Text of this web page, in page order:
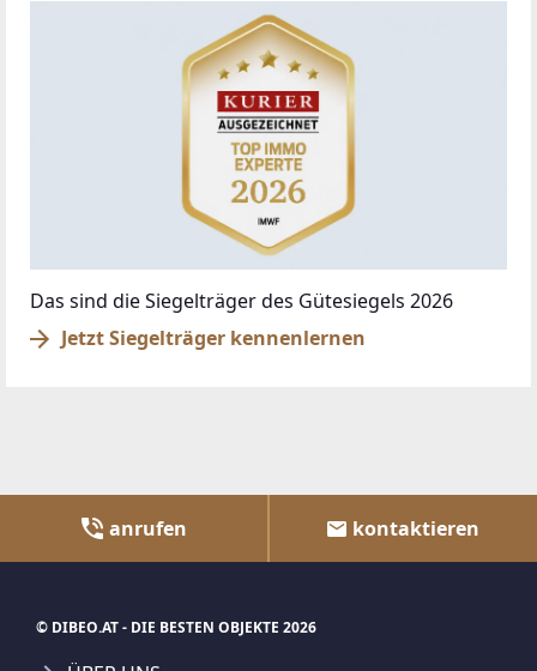
Das sind die Siegelträger des Gütesiegels 2026
Jetzt Siegelträger kennenlernen
anrufen kontaktieren
© DIBEO.AT - DIE BESTEN OBJEKTE 2026